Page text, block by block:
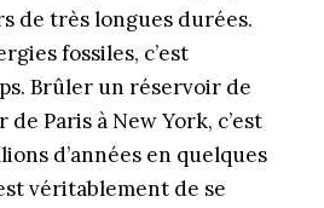
de très longues durées.
fossiles, c’est
Brûler un réservoir de
Paris à New York, c’est
d’années en quelques
véritablement de se